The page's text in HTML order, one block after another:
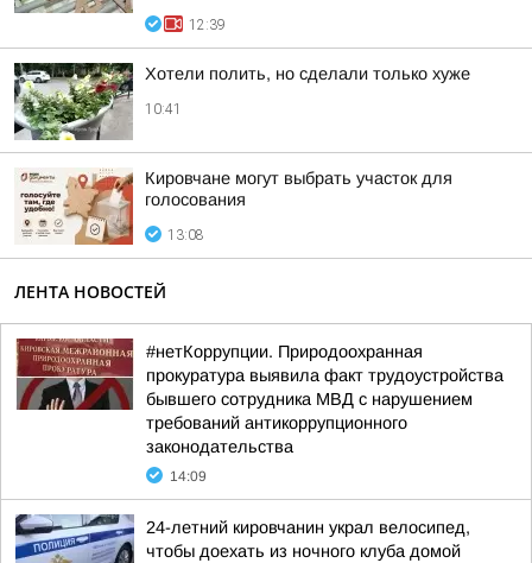
12:39
Хотели полить, но сделали только хуже
10:41
Кировчане могут выбрать участок для
голосования
13:08
ЛЕНТА НОВОСТЕЙ
#нетКоррупции. Природоохранная
прокуратура выявила факт трудоустройства
бывшего сотрудника МВД с нарушением
требований антикоррупционного
законодательства
14:09
24-летний кировчанин украл велосипед,
чтобы доехать из ночного клуба домой